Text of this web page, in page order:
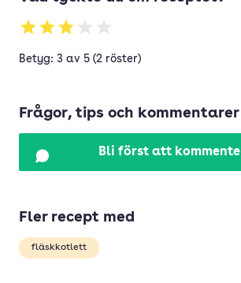
Betyg: 3 av 5 (2 röster)
Frågor, tips och kommentarer
Bli först att
Fler recept med
fläskkotlett